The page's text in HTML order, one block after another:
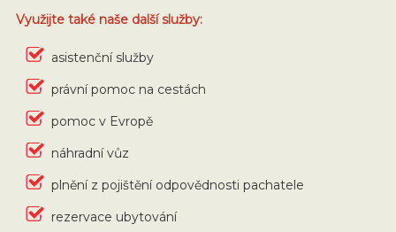
Využijte také naše další služby:
asistenční služby
právní pomoc na cestách
pomoc v Evropě
náhradní vůz
plnění z pojištění odpovědnosti pachatele
rezervace ubytování